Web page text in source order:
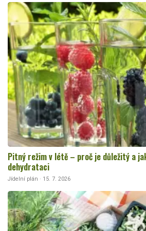
Pitný režim v létě – proč je důležitý a
dehydrataci
Jídelní plán · 15. 7. 2026